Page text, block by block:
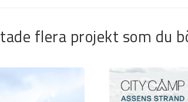
flera projekt som du